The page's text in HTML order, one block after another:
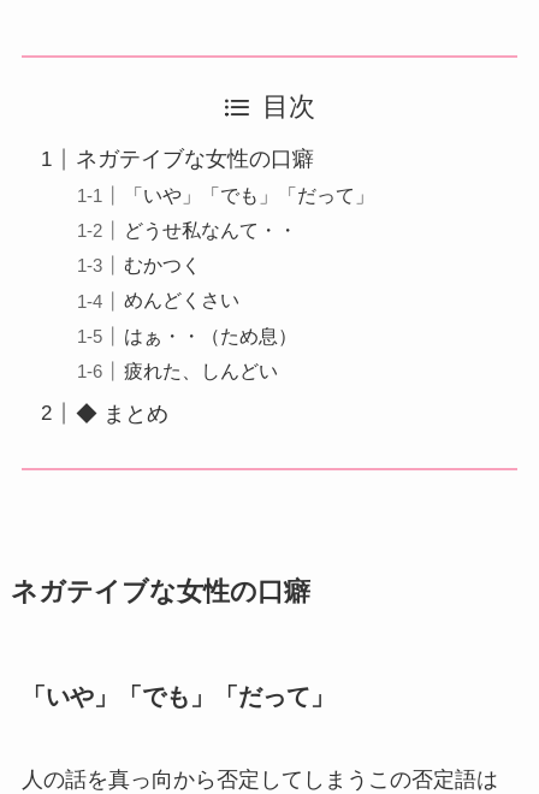
目次
ネガテイブな女性の口癖
「いや」「でも」「だって」
どうせ私なんて・・
むかつく
めんどくさい
はぁ・・（ため息）
疲れた、しんどい
◆ まとめ
ネガテイブな女性の口癖
「いや」「でも」「だって」
人の話を真っ向から否定してしまうこの否定語は